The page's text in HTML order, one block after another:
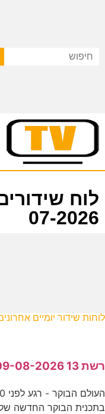
07-2026
לוחות שידור יומיים
רשת 13 09-08-2026
בתכנית הבוקר החדשה